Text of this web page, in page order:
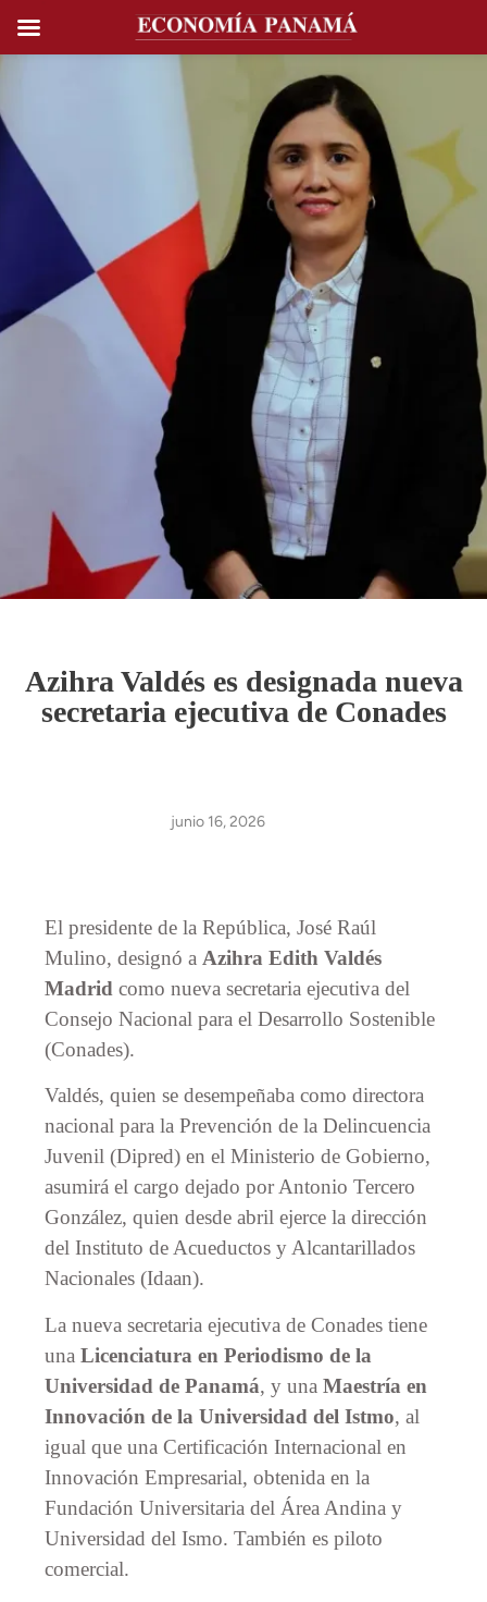
Azihra Valdés es designada nueva
secretaria ejecutiva de Conades
junio 16, 2026
El presidente de la República, José Raúl
Mulino, designó a Azihra Edith Valdés
Madrid como nueva secretaria ejecutiva del
Consejo Nacional para el Desarrollo Sostenible
(Conades).
Valdés, quien se desempeñaba como directora
nacional para la Prevención de la Delincuencia
Juvenil (Dipred) en el Ministerio de Gobierno,
asumirá el cargo dejado por Antonio Tercero
González, quien desde abril ejerce la dirección
del Instituto de Acueductos y Alcantarillados
Nacionales (Idaan).
La nueva secretaria ejecutiva de Conades tiene
una Licenciatura en Periodismo de la
Universidad de Panamá, y una Maestría en
Innovación de la Universidad del Istmo, al
igual que una Certificación Internacional en
Innovación Empresarial, obtenida en la
Fundación Universitaria del Área Andina y
Universidad del Ismo. También es piloto
comercial.